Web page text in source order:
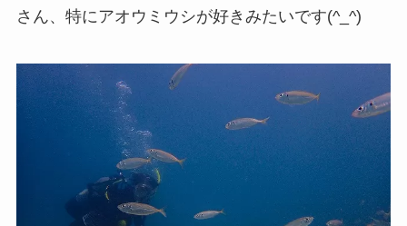
さん、特にアオウミウシが好きみたいです(^_^)